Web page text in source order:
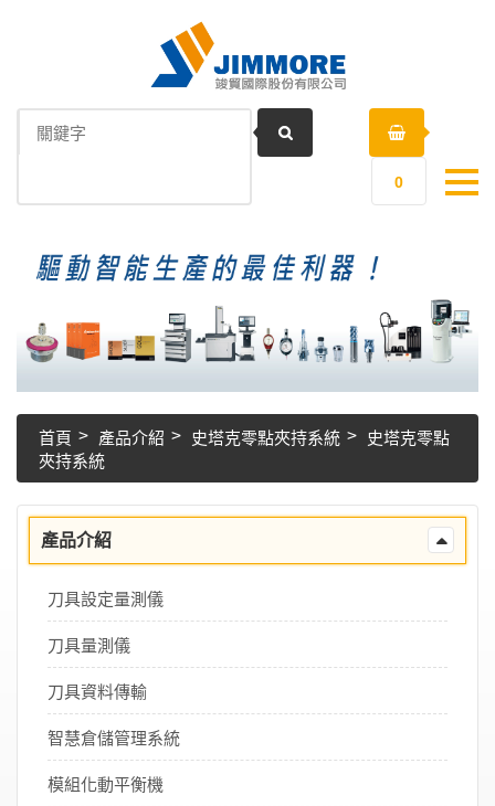
0
首頁 產品介紹 史塔克零點夾持系統
史塔克零點
夾持系統
產品介紹
刀具設定量測儀
刀具量測儀
刀具資料傳輸
智慧倉儲管理系統
模組化動平衡機